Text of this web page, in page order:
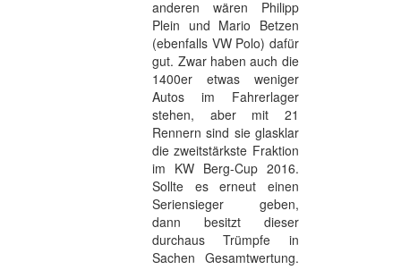
anderen wären Philipp
Plein und Mario Betzen
(ebenfalls VW Polo) dafür
gut. Zwar haben auch die
1400er etwas weniger
Autos im Fahrerlager
stehen, aber mit 21
Rennern sind sie glasklar
die zweitstärkste Fraktion
im KW Berg-Cup 2016.
Sollte es erneut einen
Seriensieger geben,
dann besitzt dieser
durchaus Trümpfe in
Sachen Gesamtwertung.